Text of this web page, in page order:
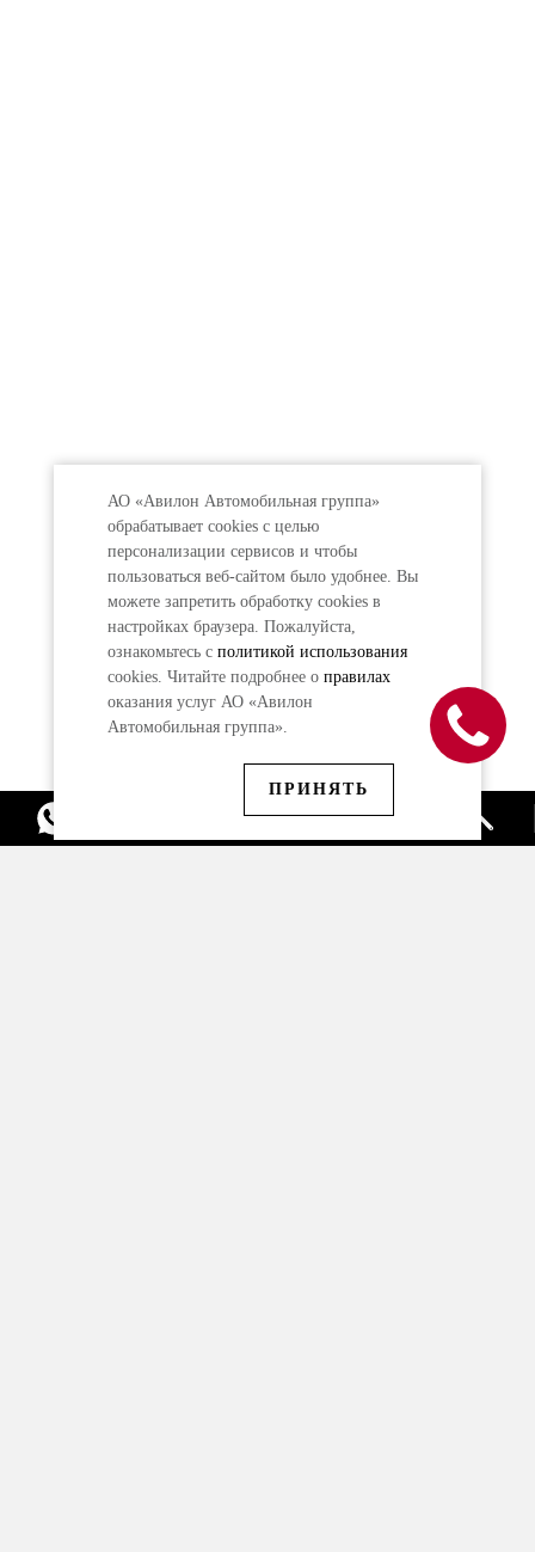
АО «Авилон Автомобильная группа»
обрабатывает cookies с целью
персонализации сервисов и чтобы
пользоваться веб-сайтом было удобнее. Вы
можете запретить обработку сookies в
настройках браузера. Пожалуйста,
ознакомьтесь сполитикой использования
cookies. Читайте подробнее оправилах
оказания услуг АО «Авилон
Автомобильная группа».
ПРИНЯТЬ